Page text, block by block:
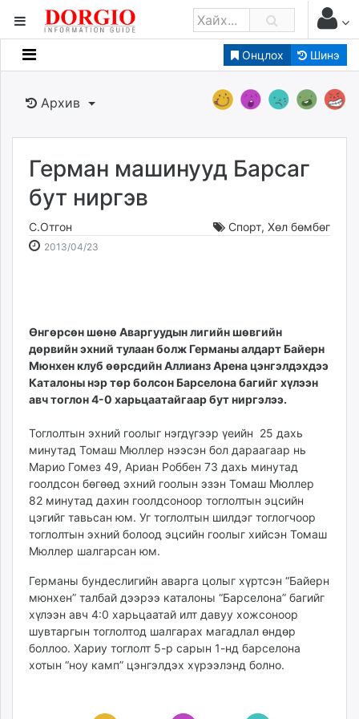
Онцлох Шинэ
Мэдээллийн
Банк санхүү
Бизнес ААН
Төрийн
Нийслэлийн
dorgio.mn
Gogo.mn
Baabar.mn
tovch.mn
ikon.mn
Eguur.mn
24tsag.mn
shuud.mn
eagle.mn
ergelt.mn
zarig.mn
today.mn
mminfo.mn
ugluu.mn
urlag.mn
unen.mn
asu.mn
Архив
Герман машинууд Барсаг
бут ниргэв
С.Отгон Спорт, Хөл бөмбөг
2013/04/23
Өнгөрсөн шөнө Аваргуудын лигийн шөвгийн
дөрвийн эхний тулаан болж Германы алдарт Байерн
Мюнхен клуб өөрсдийн Аллианз Арена цэнгэлдэхдээ
Каталоны нэр төр болсон Барселона багийг хүлээн
авч тоглон 4-0 харьцаатайгаар бут ниргэлээ.
Тоглолтын эхний гоолыг нэгдүгээр үеийн 25 дахь
минутад Томаш Мюллер нээсэн бол дараагаар нь
Марио Гомез 49, Ариан Роббен 73 дахь минутад
гоолдсон бөгөөд эхний гоолын эзэн Томаш Мюллер
82 минутад дахин гоолдсоноор тоглолтын эцсийн
цэгийг тавьсан юм. Уг тоглолтын шилдэг тоглогчоор
тоглолтын эхний болоод эцсийн гоолыг хийсэн Томаш
Мюллер шалгарсан юм.
Германы бундеслигийн аварга цолыг хүртсэн “Байерн
мюнхен” талбай дээрээ каталоны “Барселона” багийг
хүлээн авч 4:0 харьцаатай илт давуу хожсоноор
шувтаргын тоглолтод шалгарах магадлал өндөр
боллоо. Хариу тоглолт 5-р сарын 1-нд барселона
хотын “ноу камп” цэнгэлдэх хүрээлэнд болно.